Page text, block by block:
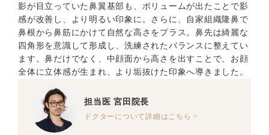
影が目立っていた鼻翼基部も、ボリュームが出たことで影
感が改善し、より明るい印象に。さらに、自家組織隆鼻で
鼻根から鼻筋にかけて自然な高さをプラス。鼻先は綺麗な
四角形を意識して形成し、洗練されたバランスに整えてい
ます。鼻だけでなく、中顔面から高さを出すことで、お顔
全体に立体感が生まれ、より垢抜けた印象へ導きました。
担当医 宮田院長
ドクターについて詳細はこちら >